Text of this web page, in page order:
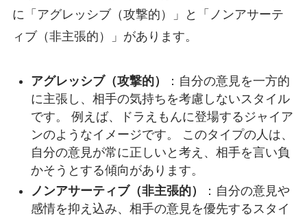
に「アグレッシブ（攻撃的）」と「ノンアサーテ
ィブ（非主張的）」があります。
アグレッシブ（攻撃的）
：自分の意見を一方的
に主張し、相手の気持ちを考慮しないスタイル
です。 例えば、ドラえもんに登場するジャイア
ンのようなイメージです。 このタイプの人は、
自分の意見が常に正しいと考え、相手を言い負
かそうとする傾向があります。
ノンアサーティブ（非主張的）
：自分の意見や
感情を抑え込み、相手の意見を優先するスタイ